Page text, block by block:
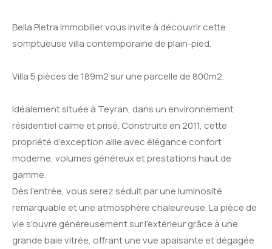
Bella Pietra Immobilier vous invite à découvrir cette
somptueuse villa contemporaine de plain-pied.
Villa 5 pièces de 189m2 sur une parcelle de 800m2.
Idéalement située à Teyran, dans un environnement
résidentiel calme et prisé. Construite en 2011, cette
propriété d’exception allie avec élégance confort
moderne, volumes généreux et prestations haut de
gamme.
Dès l’entrée, vous serez séduit par une luminosité
remarquable et une atmosphère chaleureuse. La pièce de
vie s’ouvre généreusement sur l’extérieur grâce à une
grande baie vitrée, offrant une vue apaisante et dégagée